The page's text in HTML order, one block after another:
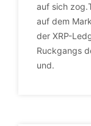
auf sich
auf dem
der XRP-
Ruckgangs
und.